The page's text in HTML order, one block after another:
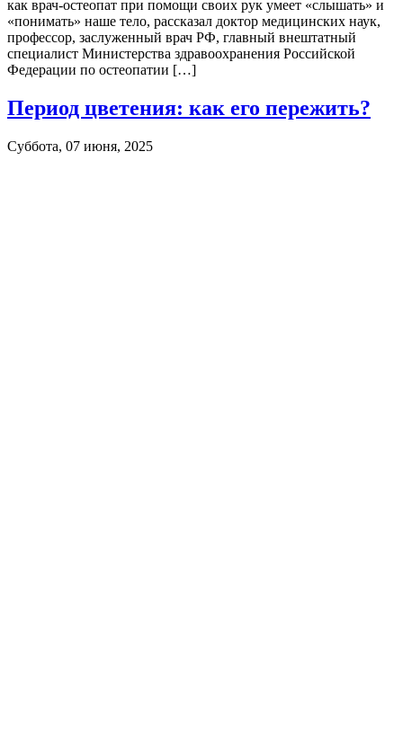
как врач-остеопат при помощи своих рук умеет «слышать» и
«понимать» наше тело, рассказал доктор медицинских наук,
профессор, заслуженный врач РФ, главный внештатный
специалист Министерства здравоохранения Российской
Федерации по остеопатии […]
Период цветения: как его пережить?
Суббота, 07 июня, 2025